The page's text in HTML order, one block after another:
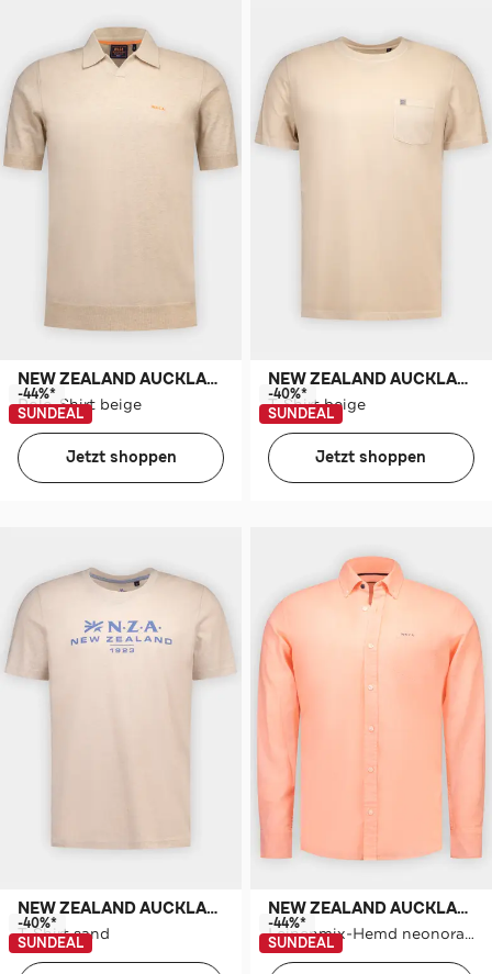
NEW ZEALAND AUCKLAND
Polo-Shirt beige
-44%*
SUNDEAL
Jetzt shoppen
NEW ZEALAND AUCKLAND
T-Shirt beige
-40%*
SUNDEAL
Jetzt shoppen
NEW ZEALAND AUCKLAND
T-Shirt sand
-40%*
SUNDEAL
NEW ZEALAND AUCKLAND
Leinenmix-Hemd neonorange
-44%*
SUNDEAL